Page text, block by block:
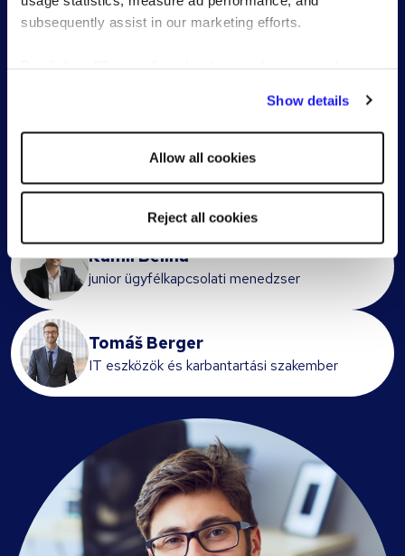
subsequently assist in our marketing efforts.
Show details
Allow all cookies
Reject all cookies
Sikertörténeteink
Ondřej Verbo Candidates
Senior fejlesztő
Kamil Bělina
junior ügyfélkapcsolati menedzser
Tomáš Berger
IT eszközök és karbantartási szakember